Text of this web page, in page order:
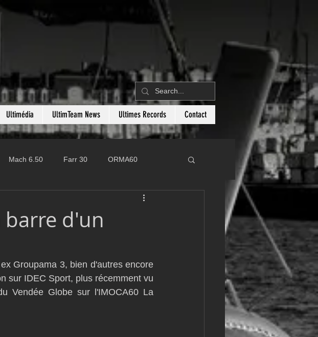
Ultimédia UltimTeam News Ultimes Records Contact
Mach 6.50 Farr 30 ORMA60
barre d'un
Groupama 3, bien d'autres encore
sur IDEC Sport, plus récemment vu
Vendée Globe sur l'IMOCA60 La